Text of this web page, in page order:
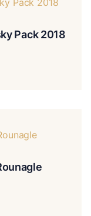
Pack 2018